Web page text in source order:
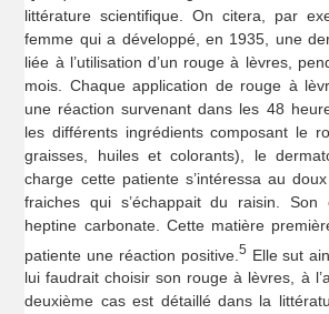
littérature scientifique. On citera, par
femme qui a développé, en 1935, une
liée à l’utilisation d’un rouge à lèvres,
mois. Chaque application de rouge à
une réaction survenant dans les 48
les différents ingrédients composant le
graisses, huiles et colorants), le
charge cette patiente s’intéressa au
fraiches qui s’échappait du raisin.
heptine carbonate. Cette matière
patiente une réaction positive. 5 Elle sut
lui faudrait choisir son rouge à lèvres, à
deuxième cas est détaillé dans la